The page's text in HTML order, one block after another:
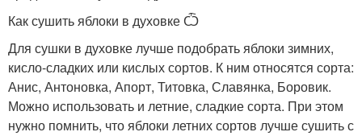
Как сушить яблоки в духовке Ѽ
Для сушки в духовке лучше подобрать яблоки зимних,
кисло-сладких или кислых сортов. К ним относятся сорта:
Анис, Антоновка, Апорт, Титовка, Славянка, Боровик.
Можно использовать и летние, сладкие сорта. При этом
нужно помнить, что яблоки летних сортов лучше сушить с